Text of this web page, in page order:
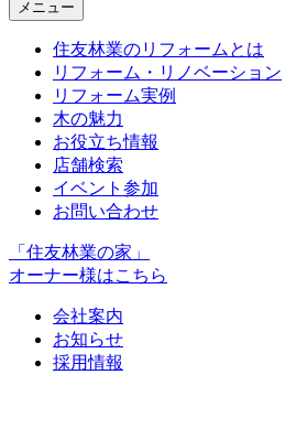
メニュー
住友林業のリフォームとは
リフォーム・リノベーション
リフォーム実例
木の魅力
お役立ち情報
店舗検索
イベント参加
お問い合わせ
「住友林業の家」
オーナー様はこちら
会社案内
お知らせ
採用情報